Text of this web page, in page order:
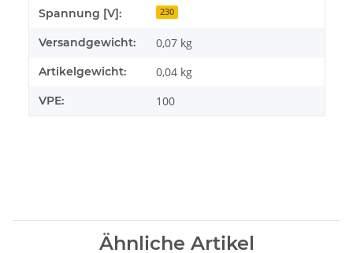
Spannung [V]: 230
Versandgewicht: 0,07 kg
Artikelgewicht: 0,04 kg
VPE: 100
Ähnliche Artikel